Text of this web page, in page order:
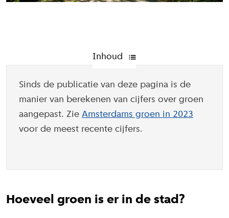
Inhoud
Sinds de publicatie van deze pagina is de
manier van berekenen van cijfers over groen
aangepast. Zie Amsterdams groen in 2023
voor de meest recente cijfers.
Hoeveel groen is er in de stad?